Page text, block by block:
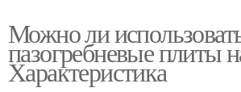
Можно ли
пазогребневые плиты
Характеристика